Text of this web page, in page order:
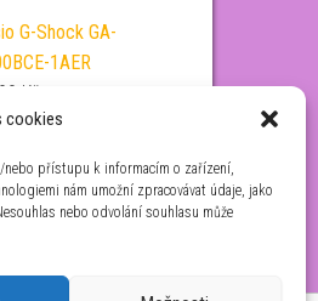
cookies
přístupu k informacím o zařízení,
nám umožní zpracovávat údaje, jako
nebo odvolání souhlasu může
G-Shock GA-
1AER
Kč
Shorokhoff
AS.DD06-TB
Kč